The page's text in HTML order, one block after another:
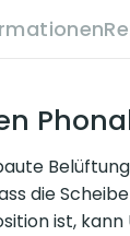
die
ist,